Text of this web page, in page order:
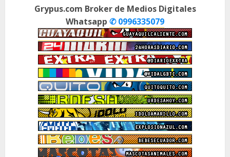
Grypus.com Broker de Medios Digitales
Whatsapp ✆ 0996335079